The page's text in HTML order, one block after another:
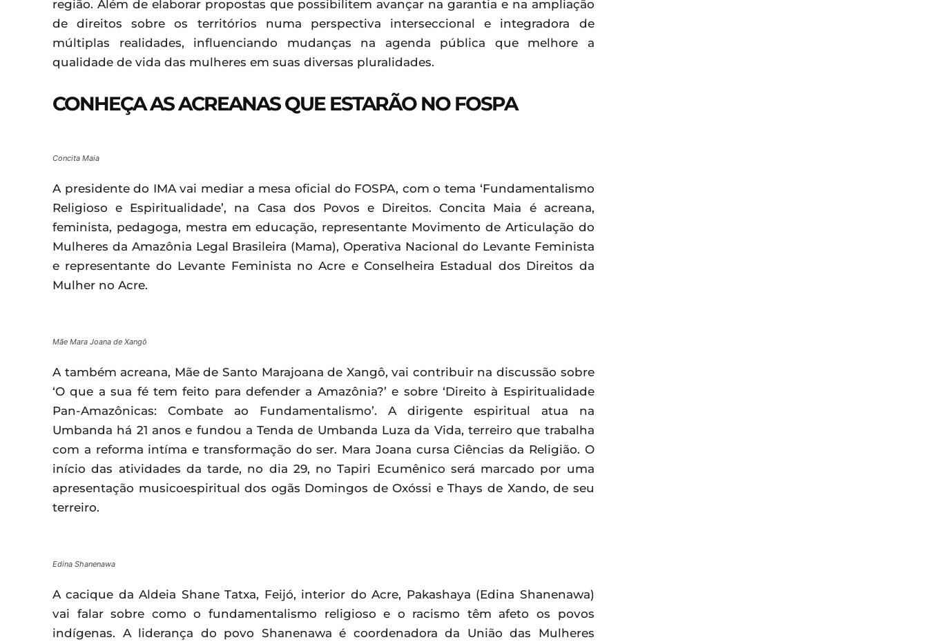
região. Além de elaborar propostas que possibilitem avançar na garantia e na ampliação
de direitos sobre os territórios numa perspectiva interseccional e integradora de
múltiplas realidades, influenciando mudanças na agenda pública que melhore a
qualidade de vida das mulheres em suas diversas pluralidades.
CONHEÇA AS ACREANAS QUE ESTARÃO NO FOSPA
Concita Maia
A presidente do IMA vai mediar a mesa oficial do FOSPA, com o tema ‘Fundamentalismo
Religioso e Espiritualidade’, na Casa dos Povos e Direitos. Concita Maia é acreana,
feminista, pedagoga, mestra em educação, representante Movimento de Articulação do
Mulheres da Amazônia Legal Brasileira (Mama), Operativa Nacional do Levante Feminista
e representante do Levante Feminista no Acre e Conselheira Estadual dos Direitos da
Mulher no Acre.
Mãe Mara Joana de Xangô
A também acreana, Mãe de Santo Marajoana de Xangô, vai contribuir na discussão sobre
‘O que a sua fé tem feito para defender a Amazônia?’ e sobre ‘Direito à Espiritualidade
Pan-Amazônicas: Combate ao Fundamentalismo’. A dirigente espiritual atua na
Umbanda há 21 anos e fundou a Tenda de Umbanda Luza da Vida, terreiro que trabalha
com a reforma intíma e transformação do ser. Mara Joana cursa Ciências da Religião. O
início das atividades da tarde, no dia 29, no Tapiri Ecumênico será marcado por uma
apresentação musicoespiritual dos ogãs Domingos de Oxóssi e Thays de Xando, de seu
terreiro.
Edina Shanenawa
A cacique da Aldeia Shane Tatxa, Feijó, interior do Acre, Pakashaya (Edina Shanenawa)
vai falar sobre como o fundamentalismo religioso e o racismo têm afeto os povos
indígenas. A liderança do povo Shanenawa é coordenadora da União das Mulheres